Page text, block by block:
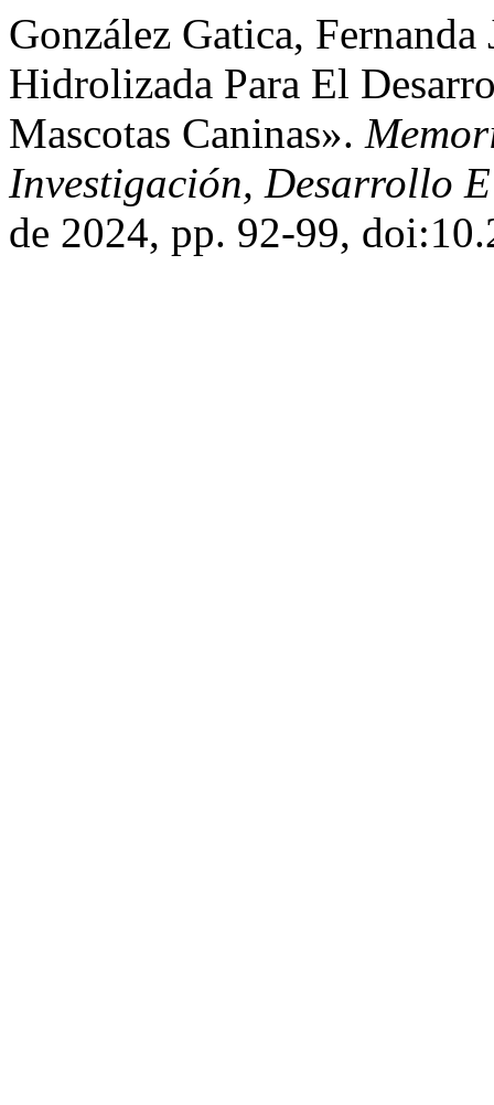
González Gatica,
Hidrolizada Para El
Mascotas Caninas».
Investigación, Desarrollo
de 2024, pp. 92-99,